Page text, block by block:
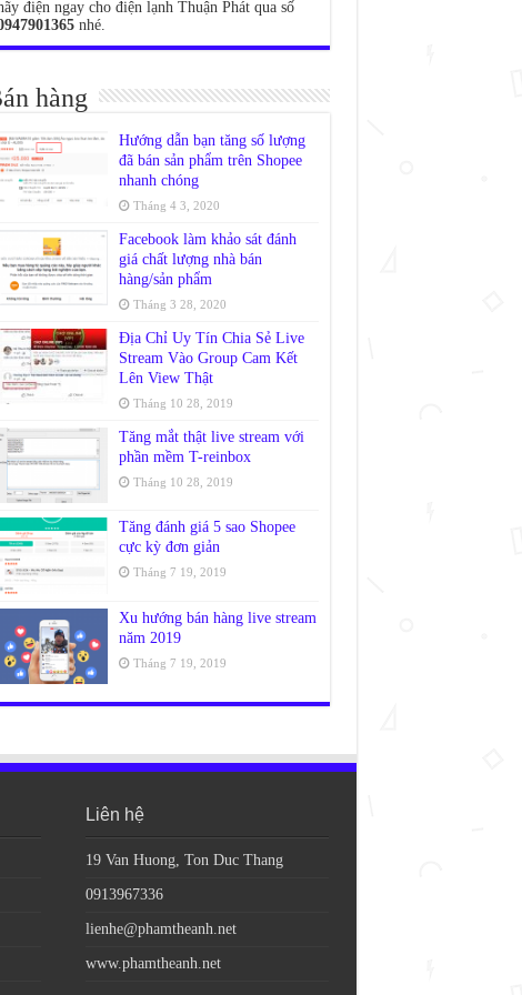
điện ngay cho điện lạnh Thuận Phát qua số
nhé.
hàng
Hướng dẫn bạn tăng số lượng
đã bán sản phẩm trên Shopee
nhanh chóng
Tháng 4 3, 2020
Facebook làm khảo sát đánh
giá chất lượng nhà bán
hàng/sản phẩm
Tháng 3 28, 2020
Địa Chỉ Uy Tín Chia Sẻ Live
Stream Vào Group Cam Kết
Lên View Thật
Tháng 10 28, 2019
Tăng mắt thật live stream với
phần mềm T-reinbox
Tháng 10 28, 2019
Tăng đánh giá 5 sao Shopee
cực kỳ đơn giản
Tháng 7 19, 2019
Xu hướng bán hàng live stream
năm 2019
Tháng 7 19, 2019
Liên hệ
19 Van Huong, Ton Duc Thang
0913967336
lienhe@phamtheanh.net
www.phamtheanh.net